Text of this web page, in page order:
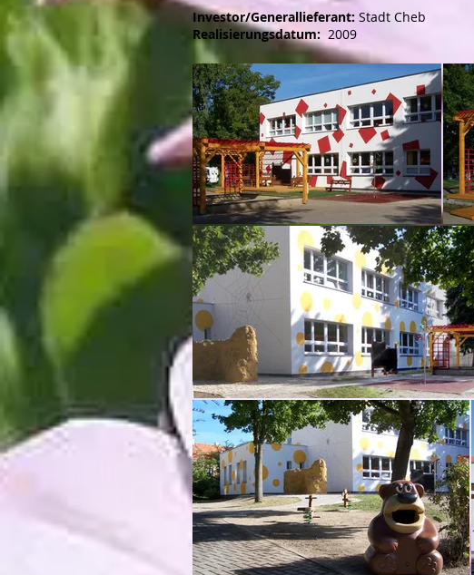
Investor/Generallieferant: Stadt Cheb
Realisierungsdatum: 2009